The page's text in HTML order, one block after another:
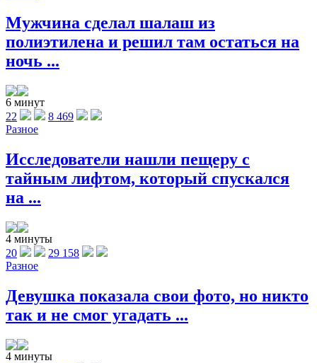
Мужчина сделал шалаш из
полиэтилена и решил там остаться на
ночь ...
6 минут
22
8 469
Разное
Исследователи нашли пещеру с
тайным лифтом, который спускался
на ...
4 минуты
20
29 158
Разное
Девушка показала свои фото, но никто
так и не смог угадать ...
4 минуты